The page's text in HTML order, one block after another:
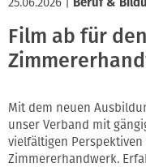
Film ab für
Mit dem neuen
unser Verband mit
vielfältigen
Zimmererhandwerk.